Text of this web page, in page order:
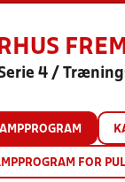
4 /
FOR